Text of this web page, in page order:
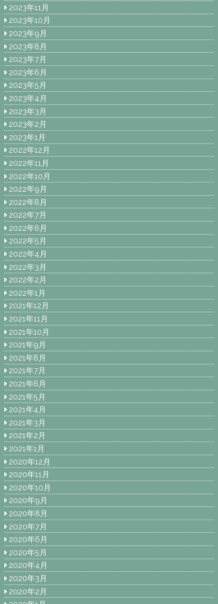
2023年11月
2023年10月
2023年9月
2023年8月
2023年7月
2023年6月
2023年5月
2023年4月
2023年3月
2023年2月
2023年1月
2022年12月
2022年11月
2022年10月
2022年9月
2022年8月
2022年7月
2022年6月
2022年5月
2022年4月
2022年3月
2022年2月
2022年1月
2021年12月
2021年11月
2021年10月
2021年9月
2021年8月
2021年7月
2021年6月
2021年5月
2021年4月
2021年3月
2021年2月
2021年1月
2020年12月
2020年11月
2020年10月
2020年9月
2020年8月
2020年7月
2020年6月
2020年5月
2020年4月
2020年3月
2020年2月